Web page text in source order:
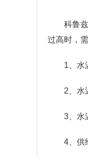
科鲁
过高时，
1、水
2、水
3、水
4、供